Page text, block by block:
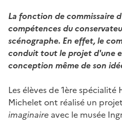
La fonction de commissaire
compétences du
scénographe. En effet, le
conduit tout le projet d'une
conception même de son
Les élèves de 1ère spécialité
Michelet ont réalisé un
imaginaire avec le musée